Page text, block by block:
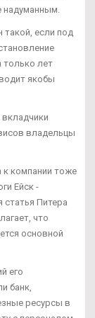
надуманным.
если под
только лет
якобы
вкладчики
владельцы
к компании тоже
Ейск -
Питера
что
основной
его
банк,
ресурсы в